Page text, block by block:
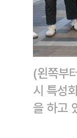
(왼쪽부
시 특성
을 하고